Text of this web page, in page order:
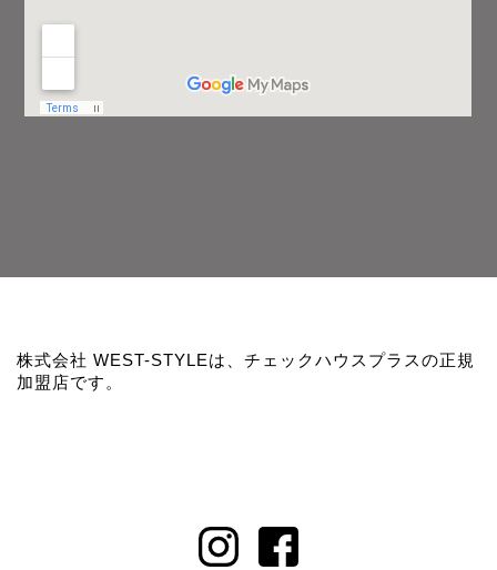
株式会社 WEST-STYLEは、チェックハウスプラスの正規
加盟店です。